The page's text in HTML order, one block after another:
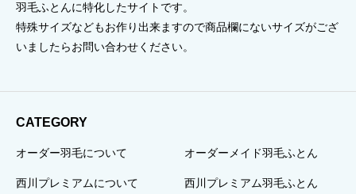
羽毛ふとんに特化したサイトです。
特殊サイズなどもお作り出来ますので商品欄にないサイズがござ
いましたらお問い合わせください。
CATEGORY
オーダー羽毛について オーダーメイド羽毛ふとん
西川プレミアムについて 西川プレミアム羽毛ふとん